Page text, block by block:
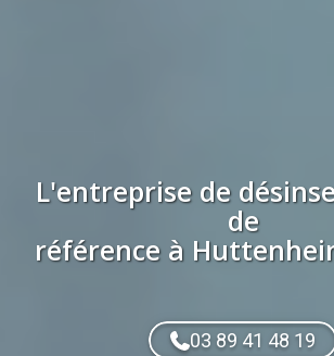
L'entreprise de
de
référence à
03 89 41 48 19